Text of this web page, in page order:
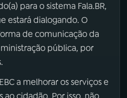
para o sistema Fala.BR,
estará dialogando. O
de comunicação da
pública, por
a melhorar os serviços e